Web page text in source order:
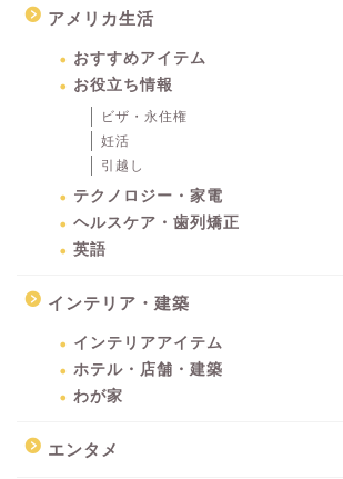
アメリカ生活
おすすめアイテム
お役立ち情報
ビザ・永住権
妊活
引越し
テクノロジー・家電
ヘルスケア・歯列矯正
英語
インテリア・建築
インテリアアイテム
ホテル・店舗・建築
わが家
エンタメ